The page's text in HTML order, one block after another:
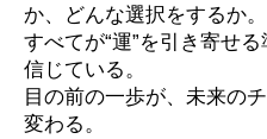
か、どんな選択をするか。
すべてが“運”を引き寄せる
信じている。
目の前の一歩が、未来の
変わる。